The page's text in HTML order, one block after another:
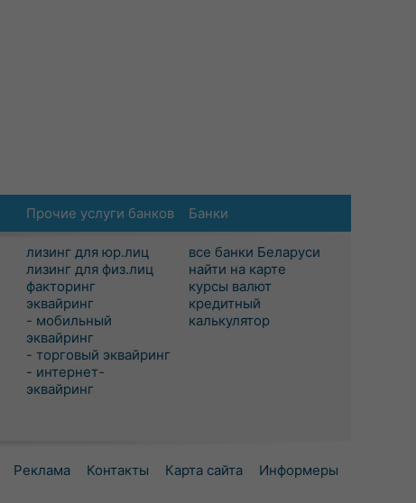
Прочие услуги банков
лизинг для юр.лиц
лизинг для физ.лиц
факторинг
эквайринг
- мобильный
эквайринг
- торговый эквайринг
- интернет-
эквайринг
Банки
все банки Беларуси
найти на карте
курсы валют
кредитный
калькулятор
Реклама Контакты Карта сайта Информеры